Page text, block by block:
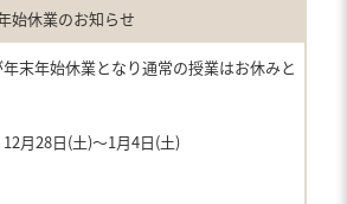
始休業のお知らせ
末年始休業となり通常の授業はお休みと
12月28日(土)〜1月4日(土)